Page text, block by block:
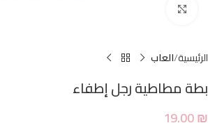
الرئيسية العاب
بطة مطاطية رجل إطفاء
19.00₪